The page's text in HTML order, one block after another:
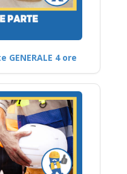
4 ore